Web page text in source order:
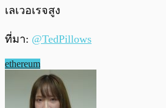
เลเวอเรจสูง
ที่มา: @TedPillows
ethereum